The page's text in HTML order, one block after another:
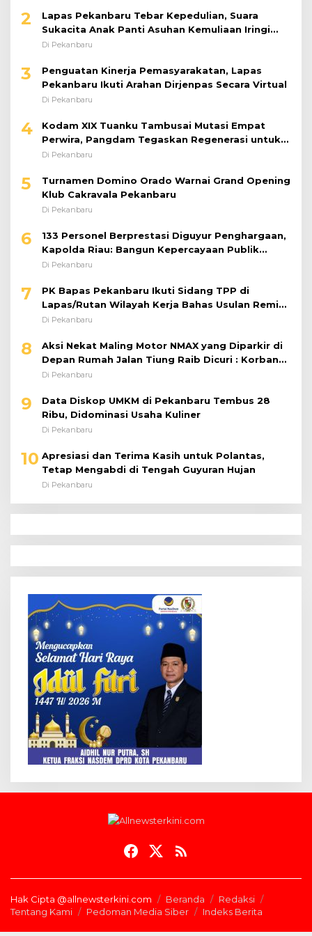
4
Kodam XIX Tuanku Tambusai Mutasi Empat
Perwira, Pangdam Tegaskan Regenerasi untuk
Perkuat Kinerja Satuan
Di Pekanbaru
5
Turnamen Domino Orado Warnai Grand Opening
Klub Cakravala Pekanbaru
Di Pekanbaru
6
133 Personel Berprestasi Diguyur Penghargaan,
Kapolda Riau: Bangun Kepercayaan Publik
dengan Karya Nyata
Di Pekanbaru
7
PK Bapas Pekanbaru Ikuti Sidang TPP di
Lapas/Rutan Wilayah Kerja Bahas Usulan Remisi
Umum Jelang Hari Kemerdekaan
Di Pekanbaru
8
Aksi Nekat Maling Motor NMAX yang Diparkir di
Depan Rumah Jalan Tiung Raib Dicuri : Korban
Minta Pelaku Ditangkap Pihak Kepolisian
Di Pekanbaru
9
Data Diskop UMKM di Pekanbaru Tembus 28
Ribu, Didominasi Usaha Kuliner
Di Pekanbaru
10
Apresiasi dan Terima Kasih untuk Polantas,
Tetap Mengabdi di Tengah Guyuran Hujan
Di Pekanbaru